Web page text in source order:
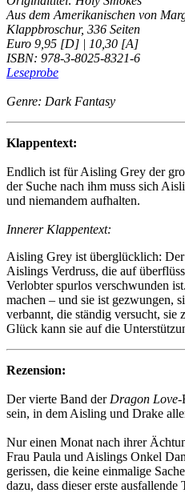
Aus dem Amerikanischen von
Klappbroschur, 336 Seiten
Euro 9,95 [D] | 10,30 [A]
ISBN: 978-3-8025-8321-6
Leseprobe
Genre: Dark Fantasy
Klappentext:
Endlich ist für Aisling Grey der
der Suche nach ihm muss sich
und niemandem aufhalten.
Innerer Klappentext:
Aisling Grey ist überglücklich: Der
Aislings Verdruss, die auf
Verlobter spurlos verschwunden
machen – und sie ist gezwungen,
verbannt, die ständig versucht, sie
Glück kann sie auf die
Rezension:
Der vierte Band der Dragon Love-
sein, in dem Aisling und Drake
Nur einen Monat nach ihrer
Frau Paula und Aislings Onkel
gerissen, die keine einmalige
dazu, dass dieser erste